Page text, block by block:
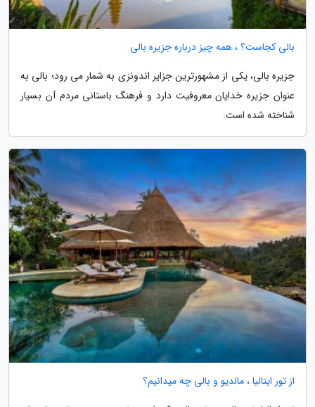
بالی کجاست؟ ، همه چیز درباره جزیره بالی
جزیره بالی، یکی از مشهورترین جزایر اندونزی به شمار می رود؛ بالی به
عنوان جزیره خدایان معروفیت دارد و فرهنگ باستانی مردم آن بسیار
شناخته شده است.
از تور ایتالیا ، مالدیو و بالی چه میدانیم؟